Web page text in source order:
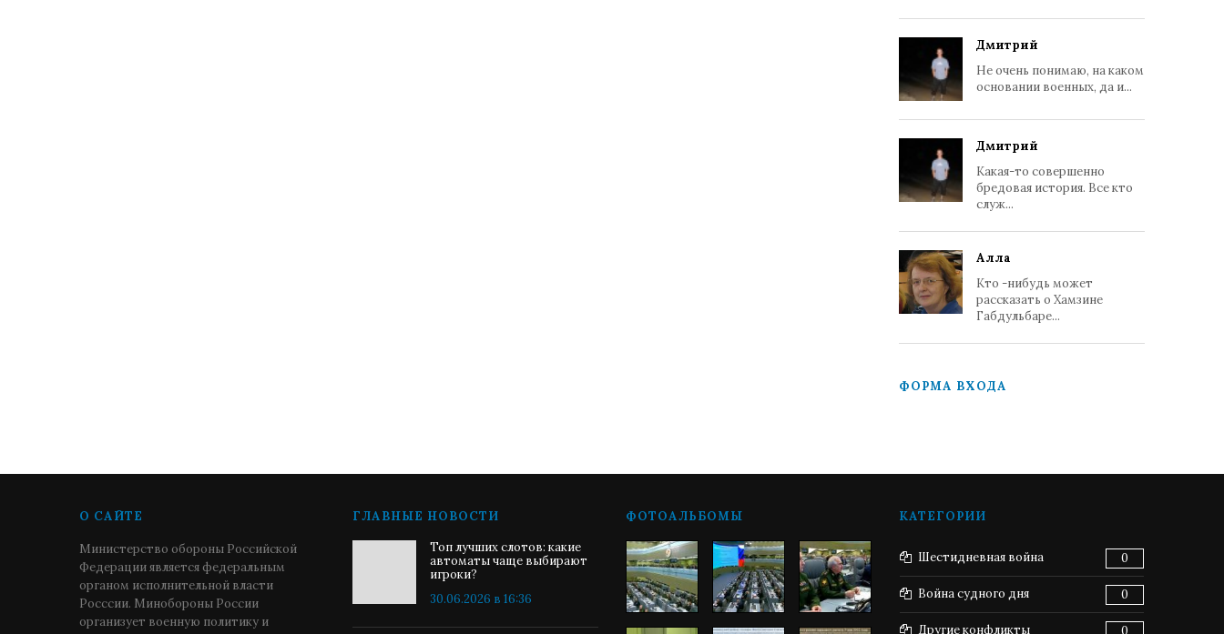
Дмитрий
Не очень понимаю, на каком
основании военных, да и...
Дмитрий
Какая-то совершенно
бредовая история. Все кто
служ...
Алла
Кто -нибудь может
рассказать о Хамзине
Габдульбаре...
ФОРМА ВХОДА
О САЙТЕ
Министерство обороны Российской
Федерации является федеральным
органом исполнительной власти
Росссии. Минобороны России
организует военную политику и
ГЛАВНЫЕ НОВОСТИ
Топ лучших слотов: какие
автоматы чаще выбирают
игроки?
30.06.2026 в 16:36
ФОТОАЛЬБОМЫ КАТЕГОРИИ
Шестидневная война 0
Война судного дня 0
Другие конфликты 0